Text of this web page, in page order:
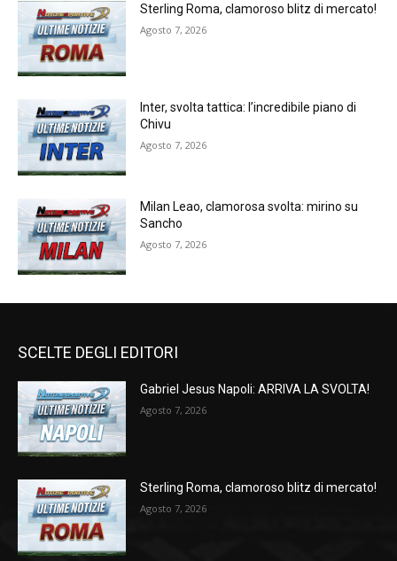
Sterling Roma, clamoroso blitz di mercato!
Agosto 7, 2026
Inter, svolta tattica: l’incredibile piano di
Chivu
Agosto 7, 2026
Milan Leao, clamorosa svolta: mirino su
Sancho
Agosto 7, 2026
SCELTE DEGLI EDITORI
Gabriel Jesus Napoli: ARRIVA LA SVOLTA!
Agosto 7, 2026
Sterling Roma, clamoroso blitz di mercato!
Agosto 7, 2026